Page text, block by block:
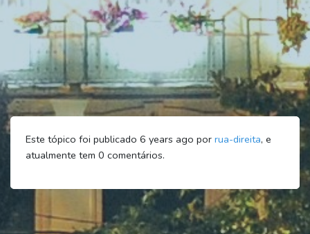
Este tópico foi publicado 6 years ago por rua-direita, e
atualmente tem 0 comentários.